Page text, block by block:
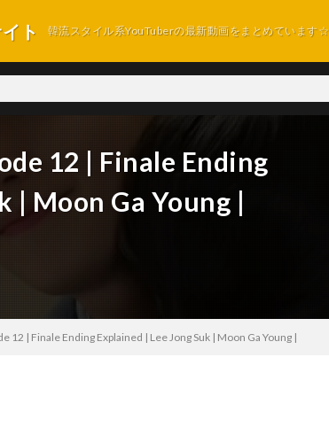
ト 韓流スタイル系YouTuberの最新動画をまとめています☆
12 | Finale Ending
| Moon Ga Young |
12 | Finale Ending Explained | Lee Jong Suk | Moon Ga Young |